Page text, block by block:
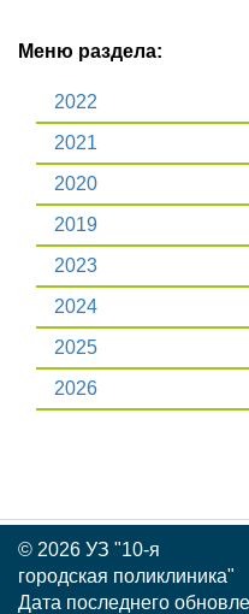
Меню раздела:
2022
2021
2020
2019
2023
2024
2025
2026
© 2026 УЗ "10-я
городская поликлиника"
Дата последнего